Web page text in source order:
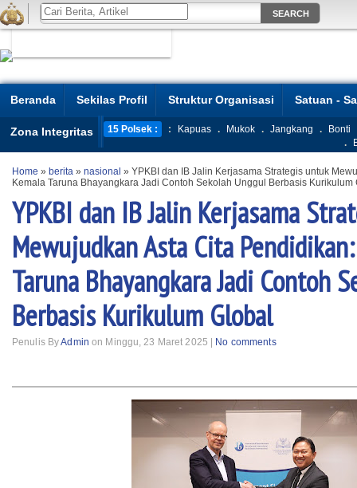
Beranda Sekilas Profil Struktur Organisasi Satuan -
Zona Integritas 15 Polsek : : Kapuas . Mukok . Jangkang .
Bonti
.
Home » berita » nasional » YPKBI dan IB Jalin Kerjasama Strategis untuk
Kemala Taruna Bhayangkara Jadi Contoh Sekolah Unggul Berbasis Kurikulum
YPKBI dan IB Jalin Kerjasama
Mewujudkan Asta Cita
Taruna Bhayangkara Jadi Contoh
Berbasis Kurikulum Global
Penulis ByAdmin on Minggu, 23 Maret 2025 | No comments